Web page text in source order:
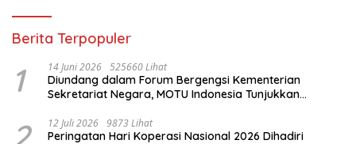
Berita Terpopuler
1 14 Juni 2026 525660 Lihat
Diundang dalam Forum Bergengsi Kementerian
Sekretariat Negara, MOTU Indonesia Tunjukkan
2 12 Juli 2026 9873 Lihat
Peringatan Hari Koperasi Nasional 2026 Dihadiri